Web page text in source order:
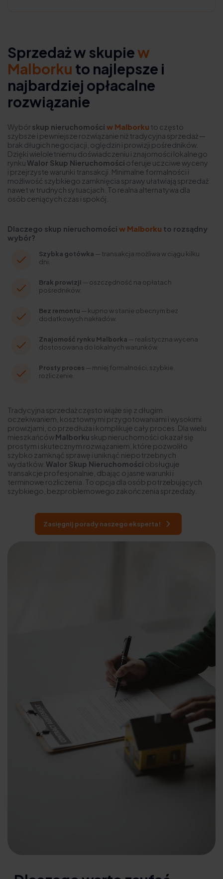
Sprzedaż w skupiew
Malborku to najlepsze i
najbardziej opłacalne
rozwiązanie
Wybór skup nieruchomości w Malborku to często
szybsze i pewniejsze rozwiązanie niż tradycyjna sprzedaż —
brak długich negocjacji, oględzin i prowizji pośredników.
Dzięki wieloletniemu doświadczeniu i znajomości lokalnego
rynkuWalor Skup Nieruchomości oferuje uczciwe wyceny
i przejrzyste warunki transakcji. Minimalne formalności i
możliwość szybkiego zamknięcia sprawy ułatwiają sprzedaż
nawet w trudnych sytuacjach. To realna alternatywa dla
osób ceniących czas i spokój.
Dlaczego skup nieruchomości w Malborku to rozsądny
wybór?
Szybka gotówka — transakcja możliwa w ciągu kilku
dni.
Brak prowizji — oszczędność na opłatach
pośredników.
Bez remontu — kupno w stanie obecnym bez
dodatkowych nakładów.
Znajomość rynku Malborka — realistyczna wycena
dostosowana do lokalnych warunków.
Prosty proces — mniej formalności, szybkie
rozliczenie.
Tradycyjna sprzedaż często wiąże się z długim
oczekiwaniem, kosztownymi przygotowaniami i wysokimi
prowizjami, co przedłuża i komplikuje cały proces. Dla wielu
mieszkańcówMalborku skup nieruchomości okazał się
prostym i skutecznym rozwiązaniem, które pozwoliło
szybko zamknąć sprawę i uniknąć niepotrzebnych
wydatków. Walor Skup Nieruchomości obsługuje
transakcje profesjonalnie, dbając o jasne warunki i
terminowe rozliczenia. To opcja dla osób potrzebujących
szybkiego, bezproblemowego zakończenia sprzedaży.
Zasięgnij porady naszego eksperta!